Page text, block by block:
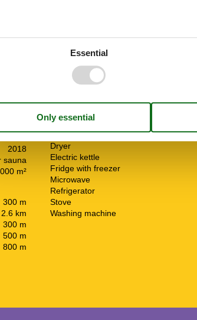
1974
2018
sauna
m²
300 m
2.6 km
300 m
500 m
800 m
Energy / Heating
Electric heating
Heat pump / Without cooling
Appliances
Coffeemaker
Cooker hood
Dishwasher
Dryer
Electric kettle
Fridge with freezer
Microwave
Refrigerator
Stove
Washing machine
Essential